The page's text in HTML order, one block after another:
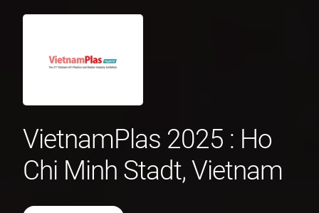
VietnamPlas 2025 : Ho
Chi Minh Stadt, Vietnam